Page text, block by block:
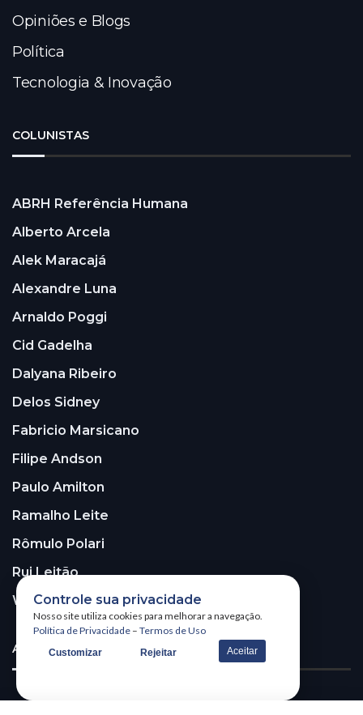
Opiniões e Blogs
Política
Tecnologia & Inovação
COLUNISTAS
ABRH Referência Humana
Alberto Arcela
Alek Maracajá
Alexandre Luna
Arnaldo Poggi
Cid Gadelha
Dalyana Ribeiro
Delos Sidney
Fabricio Marsicano
Filipe Andson
Paulo Amilton
Ramalho Leite
Rômulo Polari
Rui Leitão
Walter Santos
ASSINE A NOSSA NEWSLETTER!
Controle sua privacidade
Nosso site utiliza cookies para melhorar a navegação.
Política de Privacidade – Termos de Uso
Customizar Rejeitar Aceitar